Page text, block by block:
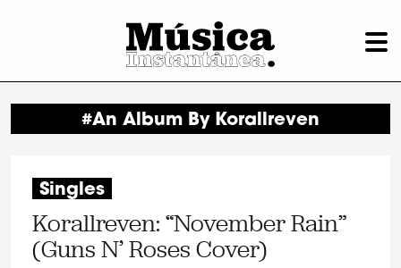
#An Album By Korallreven
Singles
Korallreven: “November Rain”
(Guns N’ Roses Cover)